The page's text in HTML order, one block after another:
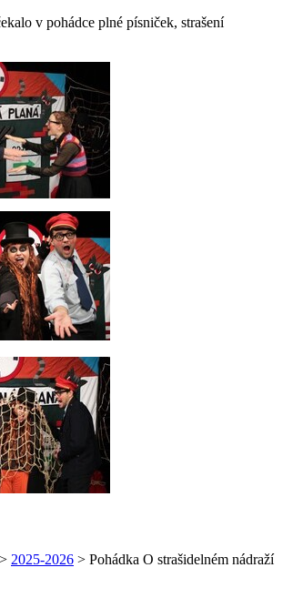
v pohádce plné písniček, strašení
> 2025-2026 > Pohádka O strašidelném nádraží